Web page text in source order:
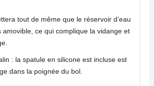
tout de même que le réservoir d’eau
amovible, ce qui complique la vidange et
: la spatule en silicone est incluse est
dans la poignée du bol.